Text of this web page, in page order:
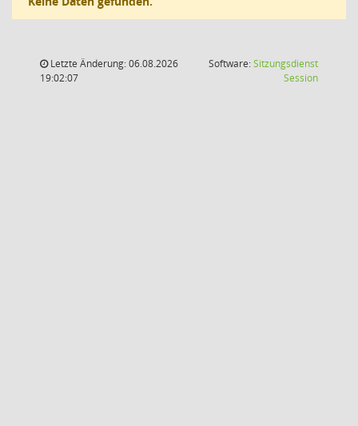
Letzte Änderung: 06.08.2026
19:02:07
Software:Sitzungsdienst
Session(Wird in